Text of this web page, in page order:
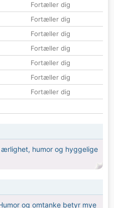
Fortæller dig
Fortæller dig
Fortæller dig
Fortæller dig
Fortæller dig
Fortæller dig
Fortæller dig
humor og hyggelige
og omtanke betyr mye